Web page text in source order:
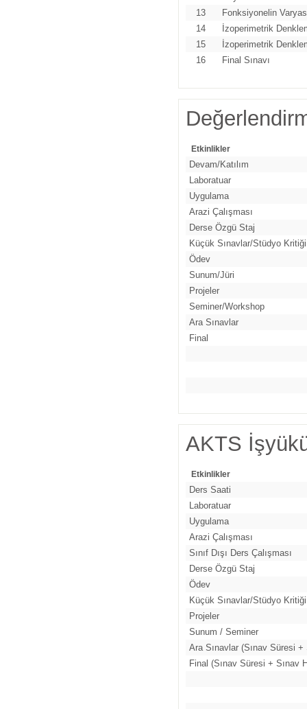
13
Fonksiyonelin
14
İzoperimetrik
15
İzoperimetrik
16
Final Sınavı
Etkinlikler
Devam/Katılım
Laboratuar
Uygulama
Arazi Çalışması
Derse Özgü Staj
Küçük Sınavlar/Stüdyo Kritiği
Ödev
Sunum/Jüri
Projeler
Seminer/Workshop
Ara Sınavlar
Final
AKTS
Etkinlikler
Ders Saati
Laboratuar
Uygulama
Arazi Çalışması
Sınıf Dışı Ders Çalışması
Derse Özgü Staj
Ödev
Küçük Sınavlar/Stüdyo Kritiği
Projeler
Sunum / Seminer
Ara Sınavlar (Sınav Süresi +
Final (Sınav Süresi + Sınav